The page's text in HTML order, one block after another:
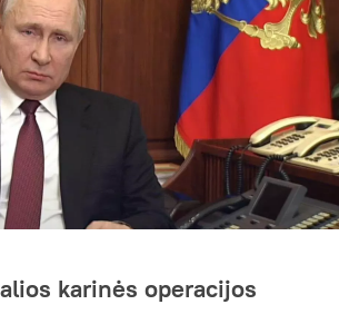
karinės operacijos